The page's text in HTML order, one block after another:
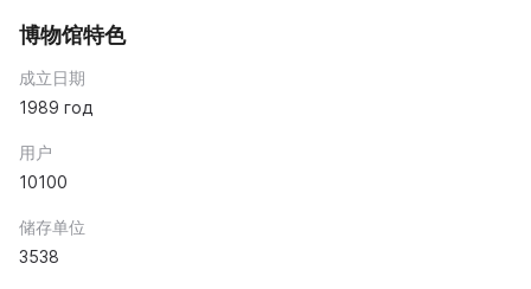
博物馆特色
成立日期
1989 год
用户
10100
储存单位
3538